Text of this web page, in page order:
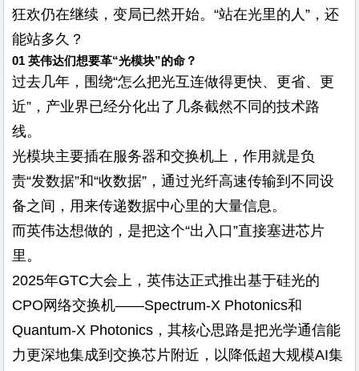
狂欢仍在继续，变局已然开始。“站在光里的人”，还
能站多久？
01 英伟达们想要革“光模块”的命？
过去几年，围绕“怎么把光互连做得更快、更省、更
近”，产业界已经分化出了几条截然不同的技术路
线。
光模块主要插在服务器和交换机上，作用就是负
责“发数据”和“收数据”，通过光纤高速传输到不同设
备之间，用来传递数据中心里的大量信息。
而英伟达想做的，是把这个“出入口”直接塞进芯片
里。
2025年GTC大会上，英伟达正式推出基于硅光的
CPO网络交换机——Spectrum-X Photonics和
Quantum-X Photonics，其核心思路是把光学通信能
力更深地集成到交换芯片附近，以降低超大规模AI集